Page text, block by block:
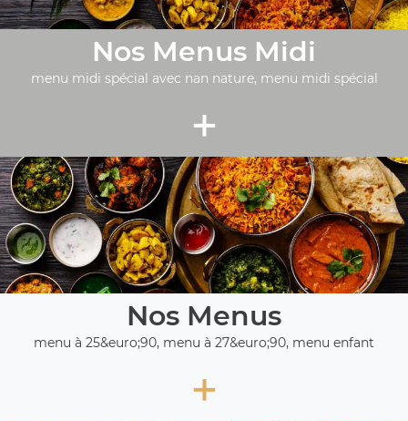
Nos Menus Midi
menu midi spécial avec nan nature, menu midi spécial
+
Nos Menus
menu à 25&euro;90, menu à 27&euro;90, menu enfant
+